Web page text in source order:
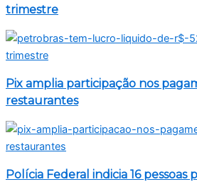
trimestre
Pix amplia participação nos
restaurantes
Polícia Federal indicia 16 pessoas